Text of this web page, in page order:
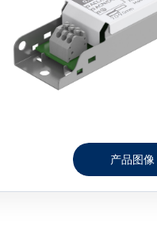
产品图像